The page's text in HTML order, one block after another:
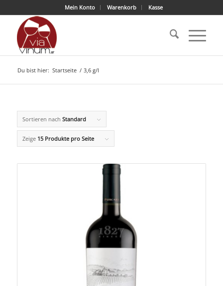
Mein Konto Warenkorb Kasse
Du bist hier: Startseite / 3,6 g/l
Sortieren nach Standard
Zeige 15 Produkte pro Seite